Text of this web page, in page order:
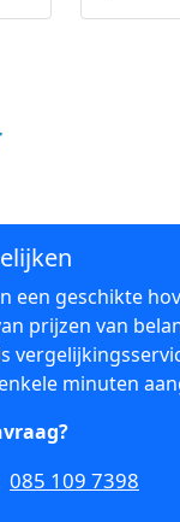
een geschikte
prijzen van
minuten
085 109 7398